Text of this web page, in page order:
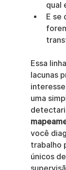
qual
E se
Essa
lacunas
uma
você
trabalho
únicos